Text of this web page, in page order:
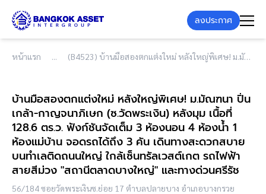
ลงประกาศ
หน้าแรก (B4523) บ้านมือสองตกแต่งใหม่ หลังใหญ่พิเศษ! ม.มัณฑนา ปิ่นเกล้า-กาญจนาภิเษก (ซ.วัดพระเงิน) หลังมุม เนื้อที่ 128.6 ตร.ว. ฟังก์ชันจัดเต็ม 3 ห้องนอน 4 ห้องน้ำ 1 ห้องแม่บ้าน จอดรถได้ถึง 3 คัน เดินทางสะดวกสบาย บนทำเลติดถนนใหญ่ ใกล้เซ็นทรัลเวสต์เกต รถไฟฟ้าสายสีม่วง "สถานีตลาดบางใหญ่" และทางด่วนศรีรัช
บ้านมือสองตกแต่งใหม่ หลังใหญ่พิเศษ! ม.มัณฑนา ปิ่น
เกล้า-กาญจนาภิเษก (ซ.วัดพระเงิน) หลังมุม เนื้อที่
128.6 ตร.ว. ฟังก์ชันจัดเต็ม 3 ห้องนอน 4 ห้องน้ำ 1
ห้องแม่บ้าน จอดรถได้ถึง 3 คัน เดินทางสะดวกสบาย
บนทำเลติดถนนใหญ่ ใกล้เซ็นทรัลเวสต์เกต รถไฟฟ้า
สายสีม่วง "สถานีตลาดบางใหญ่" และทางด่วนศรีรัช
56/184 ซอยวัดพระเงินซ.ย่อย 17 ตำบลปลายบาง อำเภอบางกรวย